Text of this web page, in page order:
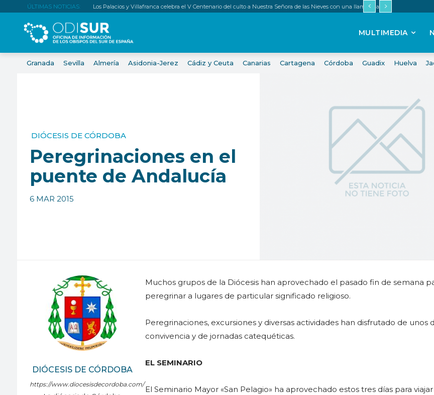
ÚLTIMAS NOTICIAS: Los Palacios y Villafranca celebra el V Centenario del culto a Nuestra Señora de las Nieves con una llamada a renovar la fe
MULTIMEDIA
Granada Sevilla Almería Asidonia-Jerez Cádiz y Ceuta Canarias Cartagena Córdoba Guadix Huelva
DIÓCESIS DE CÓRDOBA
Peregrinaciones en el
puente de Andalucía
6 MAR 2015
DIÓCESIS DE CÓRDOBA
https://www.diocesisdecordoba.com/
Muchos grupos de la Diócesis han aprovechado el pasado fin de semana
peregrinar a lugares de particular significado religioso.
Peregrinaciones, excursiones y diversas actividades han disfrutado de unos
convivencia y de jornadas catequéticas.
EL SEMINARIO
El Seminario Mayor «San Pelagio» ha aprovechado estos tres días para